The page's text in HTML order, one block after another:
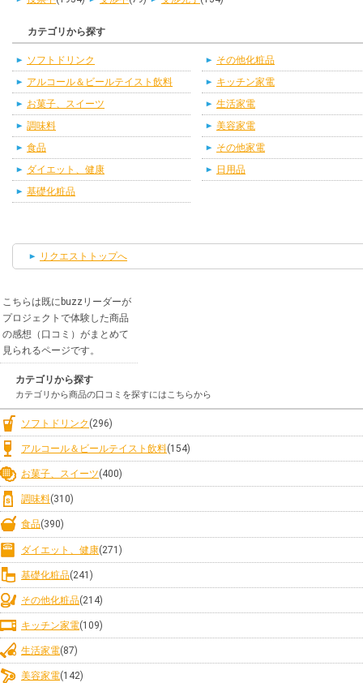
カテゴリから探す
ソフトドリンク
アルコール＆ビールテイスト飲料
お菓子、スイーツ
調味料
食品
ダイエット、健康
基礎化粧品
その他化粧品
キッチン家電
生活家電
美容家電
その他家電
日用品
リクエストトップへ
こちらは既にbuzzリーダーが
プロジェクトで体験した商品
の感想（口コミ）がまとめて
見られるページです。
カテゴリから探す
カテゴリから商品の口コミを探すにはこちらから
ソフトドリンク (296)
アルコール＆ビールテイスト飲料(154)
お菓子、スイーツ(400)
調味料(310)
食品(390)
ダイエット、健康(271)
基礎化粧品(241)
その他化粧品(214)
キッチン家電(109)
生活家電(87)
美容家電(142)